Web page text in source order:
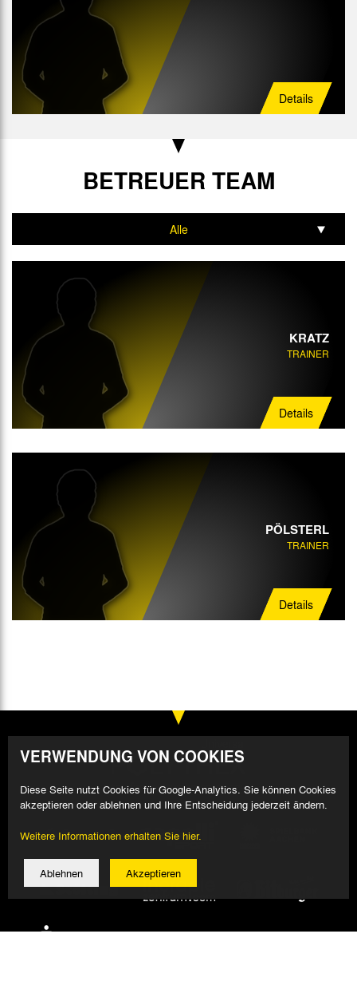
Details
BETREUER TEAM
Alle
Trainer
KRATZ
TRAINER
Details
PÖLSTERL
TRAINER
Details
VERWENDUNG VON COOKIES
Diese Seite nutzt Cookies für Google-Analytics. Sie können Cookies
akzeptieren oder ablehnen und Ihre Entscheidung jederzeit ändern.
Weitere Informationen erhalten Sie hier.
Ablehnen Akzeptieren